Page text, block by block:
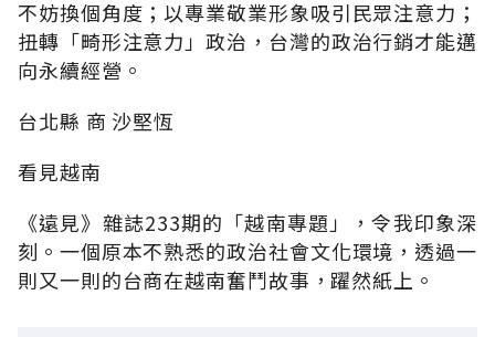
不妨換個角度；以專業敬業形象吸引民眾注意力；
扭轉「畸形注意力」政治，台灣的政治行銷才能邁
向永續經營。
台北縣 商 沙堅恆
看見越南
《遠見》雜誌233期的「越南專題」，令我印象深
刻。一個原本不熟悉的政治社會文化環境，透過一
則又一則的台商在越南奮鬥故事，躍然紙上。